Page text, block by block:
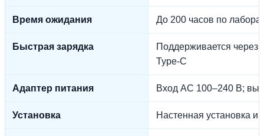
Время ожидания До 200 часов по
Быстрая зарядка
Поддерживается через
Type-C
Адаптер питания Вход AC 100–240 В;
Установка Настенная установка и